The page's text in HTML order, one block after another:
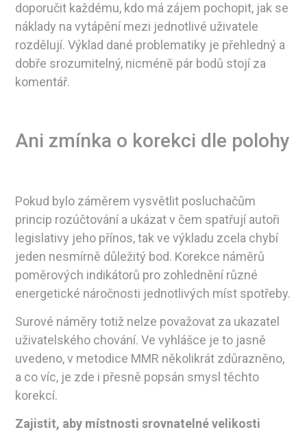
doporučit každému, kdo má zájem pochopit, jak se
náklady na vytápění mezi jednotlivé uživatele
rozdělují. Výklad dané problematiky je přehledný a
dobře srozumitelný, nicméně pár bodů stojí za
komentář.
Ani zmínka o korekci dle polohy
Pokud bylo záměrem vysvětlit posluchačům
princip rozúčtování a ukázat v čem spatřují autoři
legislativy jeho přínos, tak ve výkladu zcela chybí
jeden nesmírně důležitý bod. Korekce náměrů
poměrových indikátorů pro zohlednění různé
energetické náročnosti jednotlivých míst spotřeby.
Surové náměry totiž nelze považovat za ukazatel
uživatelského chování. Ve vyhlášce je to jasně
uvedeno, v metodice MMR několikrát zdůrazněno,
a co víc, je zde i přesně popsán smysl těchto
korekcí.
Zajistit, aby místnosti srovnatelné velikosti